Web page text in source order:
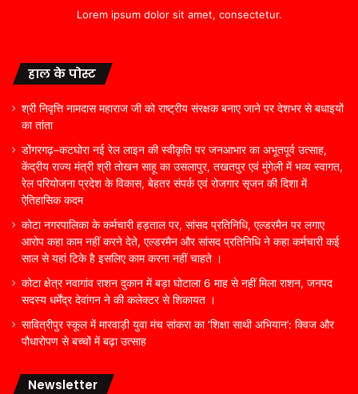
Lorem ipsum dolor sit amet, consectetur.
हाल के पोस्ट
श्री निवृत्ति नामदास महाराज जी को राष्ट्रीय संरक्षक बनाए जाने पर देशभर से बधाइयों
का तांता
डोंगरगढ़–कटघोरा नई रेल लाइन की स्वीकृति पर जनआभार का अभूतपूर्व उत्साह,
केंद्रीय राज्य मंत्री श्री तोखन साहू का उसलापुर, तखतपुर एवं मुंगेली में भव्य स्वागत,
रेल परियोजना प्रदेश के विकास, बेहतर संपर्क एवं रोजगार सृजन की दिशा में
ऐतिहासिक कदम
कोटा नगरपालिका के कर्मचारी हड़ताल पर, सांसद प्रतिनिधि, एल्डरमैन पर लगाए
आरोप कहा काम नहीं करने देते, एल्डरमैन और सांसद प्रतिनिधि ने कहा कर्मचारी कई
साल से यहां टिके है इसलिए काम करना नहीं चाहते ।
कोटा क्षेत्र नवागांव राशन दुकान में बड़ा घोटाला 6 माह से नहीं मिला राशन, जनपद
सदस्य धर्मेंद्र देवांगन ने की कलेक्टर से शिकायत ।
सावित्रीपुर स्कूल में मारवाड़ी युवा मंच सांकरा का ‘शिक्षा साथी अभियान’: क्विज और
पौधारोपण से बच्चों में बढ़ा उत्साह
Newsletter